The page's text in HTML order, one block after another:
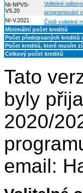
NI-NPVS-
VS.20
Volitelné
programování
NI-V.2021
Čistě volitelné
Minimální počet kreditů
Počet předepsaných kreditů
Počet kreditů, které musíte
Celkový počet kreditů
Tato
byly
2020/
email: